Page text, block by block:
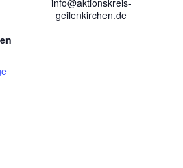
info@aktionskreis-
geilenkirchen.de